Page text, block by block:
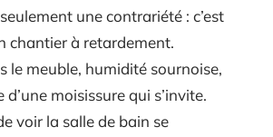
une contrariété : c’est
chantier à retardement.
le meuble, humidité sournoise,
d’une moisissure qui s’invite.
voir la salle de bain se